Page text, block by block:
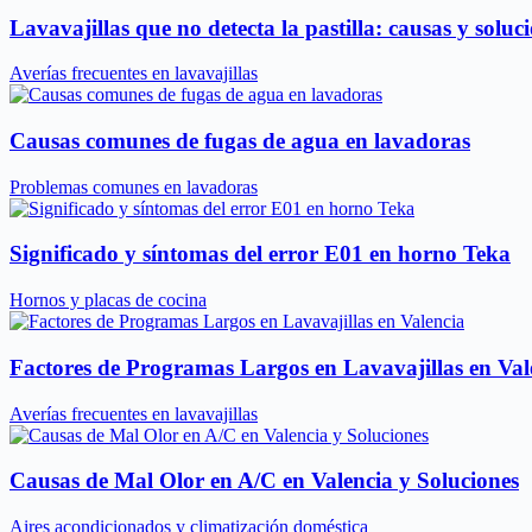
Lavavajillas que no detecta la pastilla: causas y
Averías frecuentes en lavavajillas
Causas comunes de fugas de agua en lavadoras
Problemas comunes en lavadoras
Significado y síntomas del error E01 en horno Teka
Hornos y placas de cocina
Factores de Programas Largos en Lavavajillas en
Averías frecuentes en lavavajillas
Causas de Mal Olor en A/C en Valencia y Soluciones
Aires acondicionados y climatización doméstica